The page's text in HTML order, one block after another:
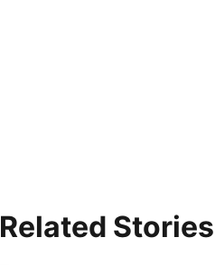
Related Stories